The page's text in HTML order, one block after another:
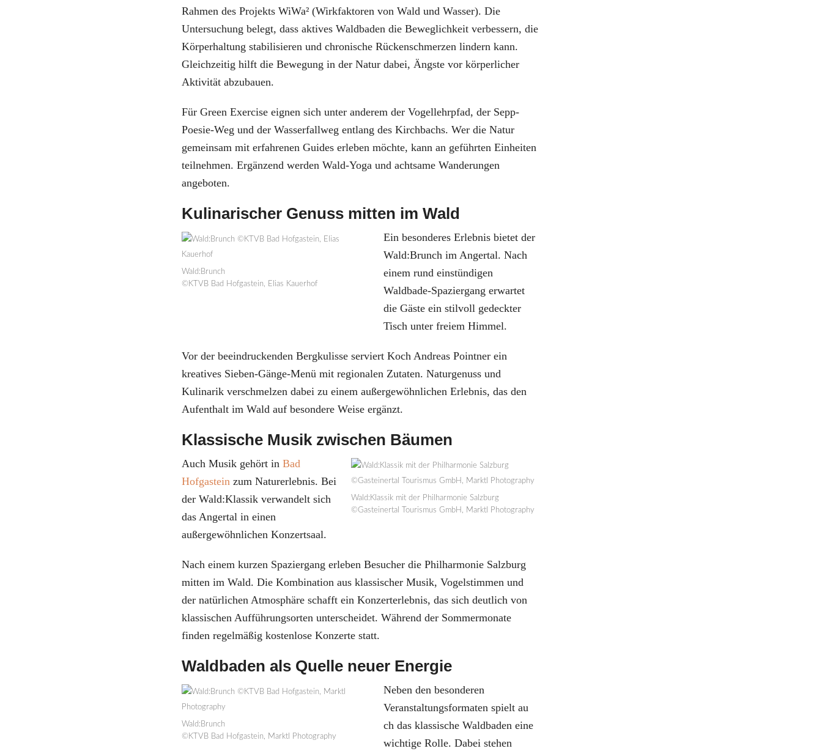
Rahmen des Projekts WiWa² (Wirkfaktoren von Wald und Wasser). Die
Untersuchung belegt, dass aktives Waldbaden die Beweglichkeit verbessern, die
Körperhaltung stabilisieren und chronische Rückenschmerzen lindern kann.
Gleichzeitig hilft die Bewegung in der Natur dabei, Ängste vor körperlicher
Aktivität abzubauen.
Für Green Exercise eignen sich unter anderem der Vogellehrpfad, der Sepp-
Poesie-Weg und der Wasserfallweg entlang des Kirchbachs. Wer die Natur
gemeinsam mit erfahrenen Guides erleben möchte, kann an geführten Einheiten
teilnehmen. Ergänzend werden Wald-Yoga und achtsame Wanderungen
angeboten.
Kulinarischer Genuss mitten im Wald
Wald:Brunch
©KTVB Bad Hofgastein, Elias Kauerhof
Ein besonderes Erlebnis bietet der
Wald:Brunch im Angertal. Nach
einem rund einstündigen
Waldbade-Spaziergang erwartet
die Gäste ein stilvoll gedeckter
Tisch unter freiem Himmel.
Vor der beeindruckenden Bergkulisse serviert Koch Andreas Pointner ein
kreatives Sieben-Gänge-Menü mit regionalen Zutaten. Naturgenuss und
Kulinarik verschmelzen dabei zu einem außergewöhnlichen Erlebnis, das den
Aufenthalt im Wald auf besondere Weise ergänzt.
Klassische Musik zwischen Bäumen
Wald:Klassik mit der Philharmonie Salzburg
©Gasteinertal Tourismus GmbH, Marktl Photography
Auch Musik gehört inBad
Hofgastein zum Naturerlebnis. Bei
der Wald:Klassik verwandelt sich
das Angertal in einen
außergewöhnlichen Konzertsaal.
Nach einem kurzen Spaziergang erleben Besucher die Philharmonie Salzburg
mitten im Wald. Die Kombination aus klassischer Musik, Vogelstimmen und
der natürlichen Atmosphäre schafft ein Konzerterlebnis, das sich deutlich von
klassischen Aufführungsorten unterscheidet. Während der Sommermonate
finden regelmäßig kostenlose Konzerte statt.
Waldbaden als Quelle neuer Energie
Wald:Brunch
©KTVB Bad Hofgastein, Marktl Photography
Neben den besonderen
Veranstaltungsformaten spielt au
ch das klassische Waldbaden eine
wichtige Rolle. Dabei stehen